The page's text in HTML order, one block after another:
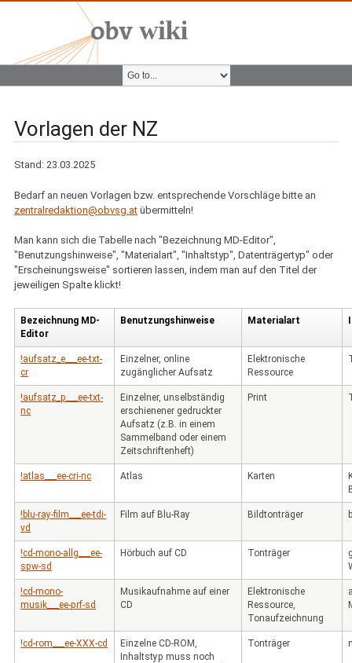
Vorlagen der NZ
Stand: 23.03.2025
Bedarf an neuen Vorlagen bzw. entsprechende Vorschläge bitte an
zentralredaktion@obvsg.at übermitteln!
Man kann sich die Tabelle nach "Bezeichnung MD-Editor",
"Benutzungshinweise", "Materialart", "Inhaltstyp", Datenträgertyp" oder
"Erscheinungsweise" sortieren lassen, indem man auf den Titel der
jeweiligen Spalte klickt!
Bezeichnung MD-
Editor
Benutzungshinweise Materialart
!aufsatz_e___ee-txt-
cr
Einzelner, online
zugänglicher Aufsatz
Elektronische
Ressource
!aufsatz_p___ee-txt-
nc
Einzelner, unselbständig
erschienener gedruckter
Aufsatz (z.B. in einem
Sammelband oder einem
Zeitschriftenheft)
Print
!atlas___ee-cri-nc Atlas Karten
!blu-ray-film___ee-tdi-
vd
Film auf Blu-Ray Bildtonträger
!cd-mono-allg___ee-
spw-sd
Hörbuch auf CD Tonträger
!cd-mono-
musik___ee-prf-sd
Musikaufnahme auf einer
CD
Elektronische
Ressource,
Tonaufzeichnung
!cd-rom___ee-XXX-cd
Einzelne CD-ROM,
Inhaltstyp muss noch
Tonträger